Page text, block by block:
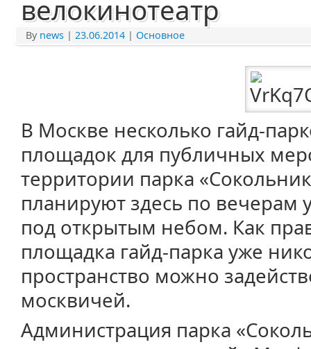
велокинотеатр
By news | 23.06.2014 | Основное
В Москве несколько гайд-
площадок для публичных
территории парка
планируют здесь по вечерам
под открытым небом. Как
площадка гайд-парка уже
пространство можно
москвичей.
Администрация парка